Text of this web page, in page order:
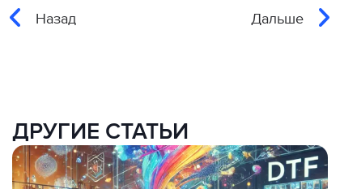
Назад Дальше
ДРУГИЕ СТАТЬИ